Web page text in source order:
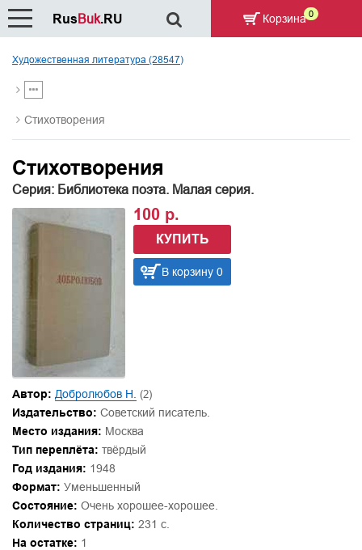
Художественная литература (28547)
Стихотворения
Стихотворения
Серия: Библиотека поэта. Малая серия.
100 р.
КУПИТЬ
В корзину 0
Автор: Добролюбов Н. (2)
Издательство: Советский писатель.
Место издания: Москва
Тип переплёта: твёрдый
Год издания: 1948
Формат: Уменьшенный
Состояние: Очень хорошее-хорошее.
Количество страниц: 231 с.
На остатке: 1
RusBuk.RU Корзина 0